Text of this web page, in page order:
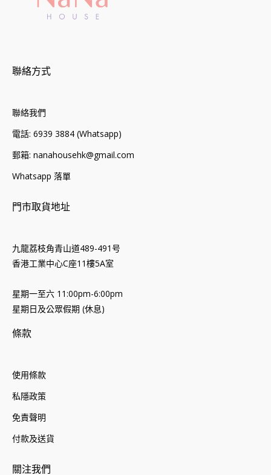
聯絡方式
聯絡我們
電話: 6939 3884 (Whatsapp)
郵箱: nanahousehk@gmail.com
Whatsapp 落單
門市取貨地址
九龍荔枝角青山道489-491号
香港工業中心C座11樓5A室
星期一至六 11:00pm-6:00pm
星期日及公眾假期 (休息)
條款
使用條款
私隱政策
免責聲明
付款及送貨
關注我們